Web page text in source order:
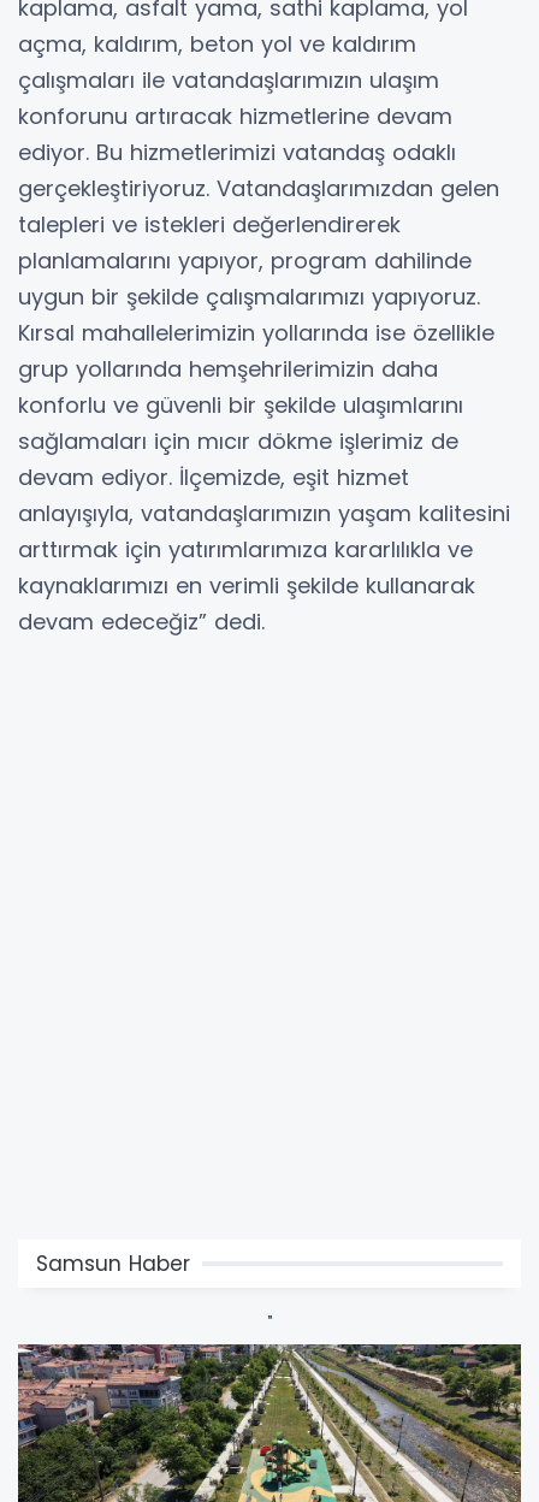
kaplama, asfalt yama, sathi kaplama, yol
açma, kaldırım, beton yol ve kaldırım
çalışmaları ile vatandaşlarımızın ulaşım
konforunu artıracak hizmetlerine devam
ediyor. Bu hizmetlerimizi vatandaş odaklı
gerçekleştiriyoruz. Vatandaşlarımızdan gelen
talepleri ve istekleri değerlendirerek
planlamalarını yapıyor, program dahilinde
uygun bir şekilde çalışmalarımızı yapıyoruz.
Kırsal mahallelerimizin yollarında ise özellikle
grup yollarında hemşehrilerimizin daha
konforlu ve güvenli bir şekilde ulaşımlarını
sağlamaları için mıcır dökme işlerimiz de
devam ediyor. İlçemizde, eşit hizmet
anlayışıyla, vatandaşlarımızın yaşam kalitesini
arttırmak için yatırımlarımıza kararlılıkla ve
kaynaklarımızı en verimli şekilde kullanarak
devam edeceğiz” dedi.
Samsun Haber